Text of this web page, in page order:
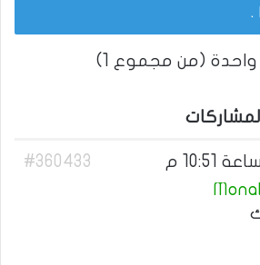
.
(من مجموع 1)
المشاركات
#360433